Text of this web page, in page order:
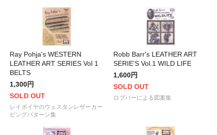
Ray Pohja's WESTERN
LEATHER ART SERIES Vol 1
BELTS
1,300円
SOLD OUT
レイポイヤのウェスタンレザーカー
ビングパターン集
Robb Barr's LEATHER ART
SERIE'S Vol.1 WILD LIFE
1,600円
SOLD OUT
ロブバーによる図案集